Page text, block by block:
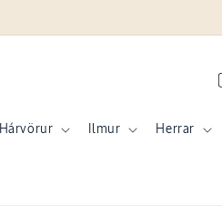
Hárvörur Ilmur Herrar